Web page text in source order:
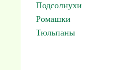
Подсолнухи
Ромашки
Тюльпаны